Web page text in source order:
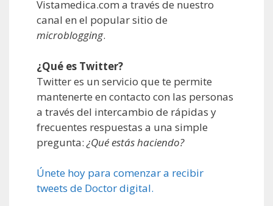
Vistamedica.com a través de nuestro
canal en el popular sitio de
microblogging.
¿Qué es Twitter?
Twitter es un servicio que te permite
mantenerte en contacto con las personas
a través del intercambio de rápidas y
frecuentes respuestas a una simple
pregunta:¿Qué estás haciendo?
Únete hoy para comenzar a recibir
tweets de Doctor digital.